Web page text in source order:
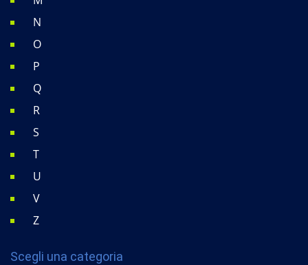
N
O
P
Q
R
S
T
U
V
Z
Scegli una categoria